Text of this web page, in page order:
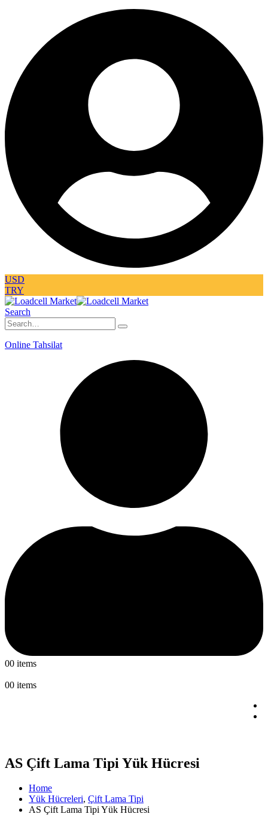
USD
TRY
Search
Online Tahsilat
00 items
00 items
AS Çift Lama Tipi Yük Hücresi
Home
Yük Hücreleri, Çift Lama Tipi
AS Çift Lama Tipi Yük Hücresi